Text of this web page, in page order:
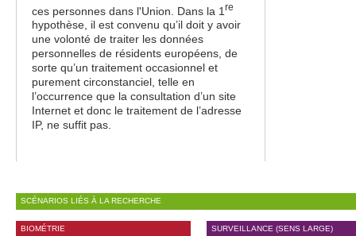
ces personnes dans l'Union. Dans la 1 re
hypothèse, il est convenu qu’il doit y avoir
une volonté de traiter les données
personnelles de résidents européens, de
sorte qu’un traitement occasionnel et
purement circonstanciel, telle en
l’occurrence que la consultation d’un site
Internet et donc le traitement de l’adresse
IP, ne suffit pas.
SCÉNARIOS LIÉS À LA RECHERCHE
BIOMÉTRIE SURVEILLANCE (SENS LARGE)